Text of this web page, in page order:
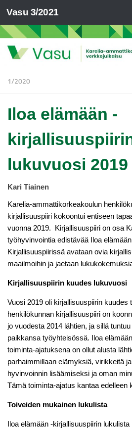
Vasu 3/2021
1/2020
Iloa elämään -
lukuvuosi 2019
Kari Tiainen
Karelia-ammattikorkeakoulun
kirjallisuuspiiri kokoontui entiseen
vuonna 2019. Kirjallisuuspiiri on osa
työhyvinvointia edistävää Iloa
Kirjallisuuspiirissä avataan ovia
maailmoihin ja jaetaan
Kirjallisuuspiirin kuudes lukuvuosi
Vuosi 2019 oli kirjallisuuspiirin kuudes
henkilökunnan kirjallisuuspiiri on
jo vuodesta 2014 lähtien, ja sillä
paikkansa työyhteisössä. Iloa
toiminta-ajatuksena on ollut alusta
parhaimmillaan elämyksiä, virikkeitä
hyvinvoinnin lisäämiseksi ja oman
Tämä toiminta-ajatus kantaa edelleen
Toiveiden mukainen lukulista
Iloa elämään -kirjallisuuspiirin